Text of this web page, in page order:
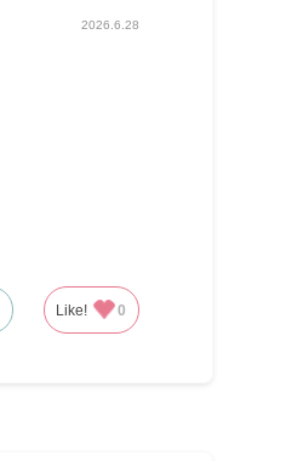
2026.6.28
Like! 0